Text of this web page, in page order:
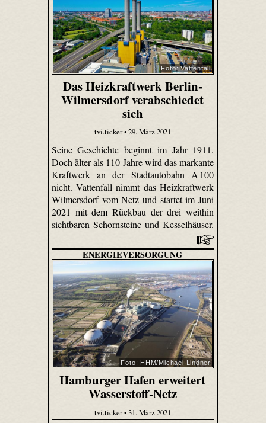
Foto: Vattenfall
Das Heizkraftwerk Berlin-
Wilmersdorf verabschiedet
sich
tvi.ticker • 29. März 2021
Seine Geschichte beginnt im Jahr 1911.
Doch älter als 110 Jahre wird das markante
Kraftwerk an der Stadtautobahn A 100
nicht. Vattenfall nimmt das Heizkraftwerk
Wilmersdorf vom Netz und startet im Juni
2021 mit dem Rückbau der drei weithin
sichtbaren Schornsteine und Kesselhäuser.
ENERGIEVERSORGUNG
Foto: HHM/Michael Lindner
Hamburger Hafen erweitert
Wasserstoff-Netz
tvi.ticker • 31. März 2021